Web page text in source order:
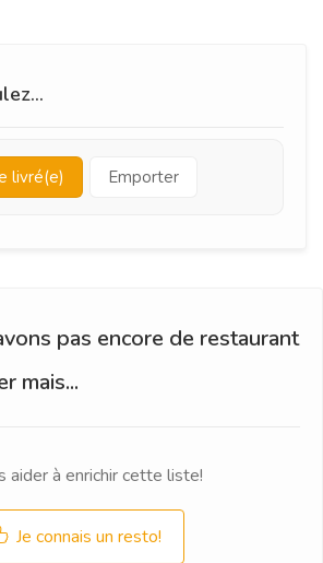
livré(e) Emporter
pas encore de restaurant
mais...
aider à enrichir cette liste!
Je connais un resto!